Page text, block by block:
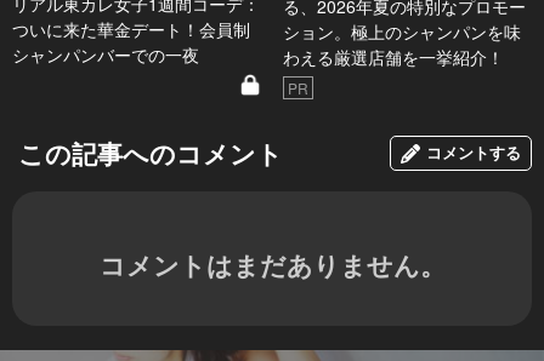
ついに来た華金デート！会員制
シャンパンバーでの一夜
る、2026年夏の特別なプロモー
ション。極上のシャンパンを味
わえる厳選店舗を一挙紹介！
PR
この記事へのコメント コメントする
コメントはまだありません。